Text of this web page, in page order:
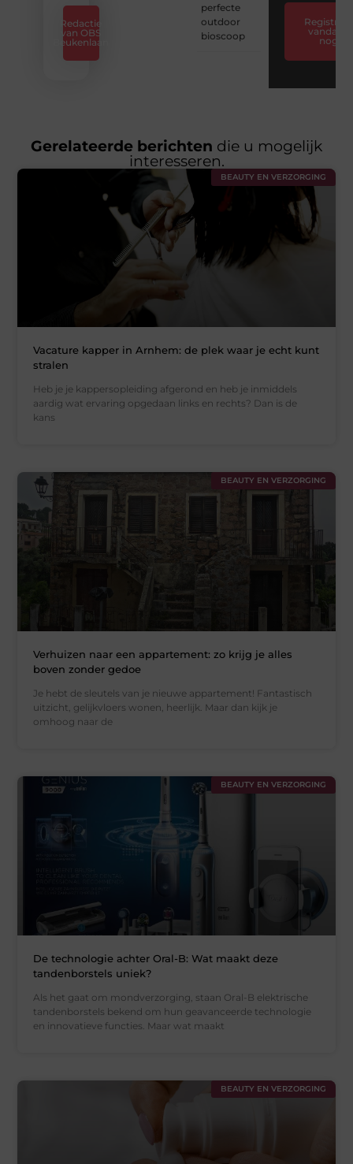
Redactie
van OBS
Beukenlaan
perfecte
outdoor
bioscoop
Registreer
vandaag
nog
Gerelateerde berichten die u mogelijk
interesseren.
BEAUTY EN VERZORGING
Vacature kapper in Arnhem: de plek waar je echt kunt
stralen
Heb je je kappersopleiding afgerond en heb je inmiddels
aardig wat ervaring opgedaan links en rechts? Dan is de
kans
BEAUTY EN VERZORGING
Verhuizen naar een appartement: zo krijg je alles
boven zonder gedoe
Je hebt de sleutels van je nieuwe appartement! Fantastisch
uitzicht, gelijkvloers wonen, heerlijk. Maar dan kijk je
omhoog naar de
BEAUTY EN VERZORGING
De technologie achter Oral-B: Wat maakt deze
tandenborstels uniek?
Als het gaat om mondverzorging, staan Oral-B elektrische
tandenborstels bekend om hun geavanceerde technologie
en innovatieve functies. Maar wat maakt
BEAUTY EN VERZORGING